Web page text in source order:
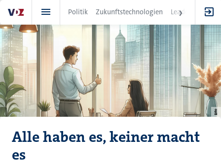
zum
Inhalt
Politik Zukunftstechnologien Leadership
Alle haben es, keiner macht
es